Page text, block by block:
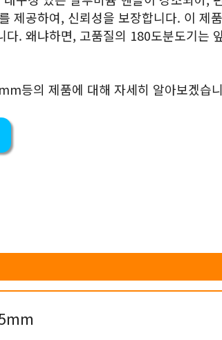
제공하여, 신뢰성을 보장합니다. 이 제
. 왜냐하면, 고품질의 180도분도기는
등의 제품에 대해 자세히 알아보겠습